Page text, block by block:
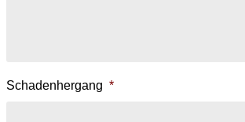
Schadenhergang *